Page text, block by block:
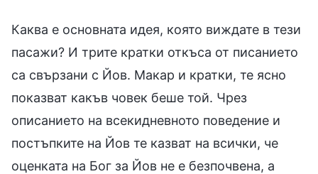
Каква е основната идея, която виждате в тези
пасажи? И трите кратки откъса от писанието
са свързани с Йов. Макар и кратки, те ясно
показват какъв човек беше той. Чрез
описанието на всекидневното поведение и
постъпките на Йов те казват на всички, че
оценката на Бог за Йов не е безпочвена, а